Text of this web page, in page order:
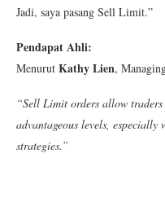
Jadi, saya pasang Sell Limit.”
Pendapat Ahli:
Menurut Kathy Lien,
“Sell Limit orders allow
advantageous levels,
strategies.”